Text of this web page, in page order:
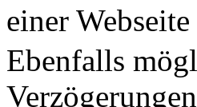
einer
Ebenfalls